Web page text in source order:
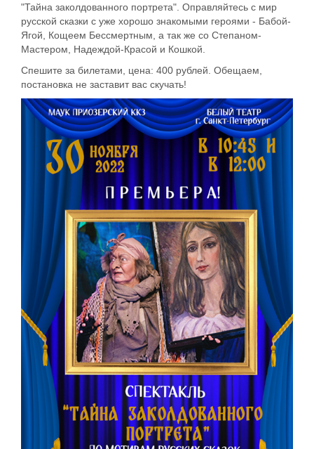
"Тайна заколдованного портрета". Оправляйтесь с мир
русской сказки с уже хорошо знакомыми героями - Бабой-
Ягой, Кощеем Бессмертным, а так же со Степаном-
Мастером, Надеждой-Красой и Кошкой.
Спешите за билетами, цена: 400 рублей. Обещаем,
постановка не заставит вас скучать!